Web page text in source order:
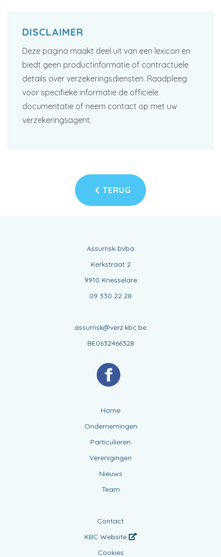
DISCLAIMER
Deze pagina maakt deel uit van een lexicon en
biedt geen productinformatie of contractuele
details over verzekeringsdiensten. Raadpleeg
voor specifieke informatie de officiële
documentatie of neem contact op met uw
verzekeringsagent.
TERUG
Assurrisk bvba
Kerkstraat 2
9910 Knesselare
09 330 22 28
assurrisk@verz.kbc.be
BE0632466328
Home
Ondernemingen
Particulieren
Verenigingen
Nieuws
Team
Contact
KBC Website
Cookies